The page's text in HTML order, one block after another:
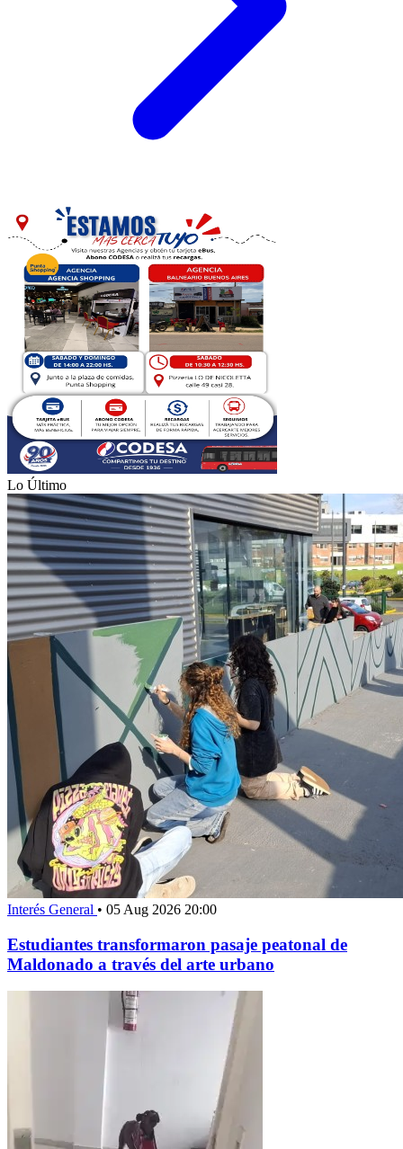
Lo Último
Interés General • 05 Aug 2026 20:00
Estudiantes transformaron pasaje peatonal de
Maldonado a través del arte urbano